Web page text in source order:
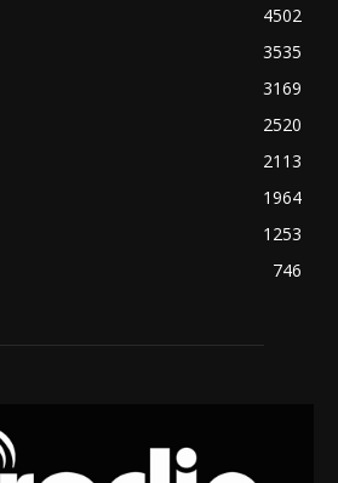
4502
3535
3169
2520
2113
1964
1253
746